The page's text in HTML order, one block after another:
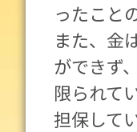
ったこと
また、金
ができず
限られて
担保して